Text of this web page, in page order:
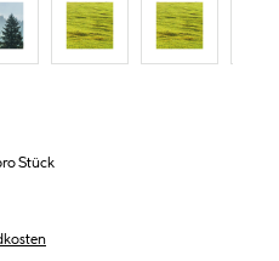
Stück